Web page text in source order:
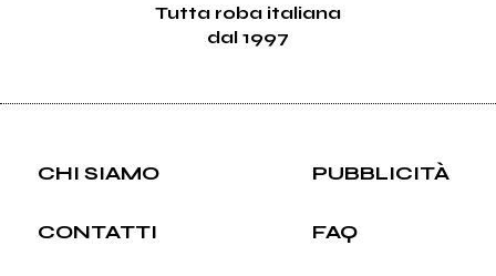
Tutta roba italiana
dal 1997
CHI SIAMO PUBBLICITÀ
CONTATTI FAQ